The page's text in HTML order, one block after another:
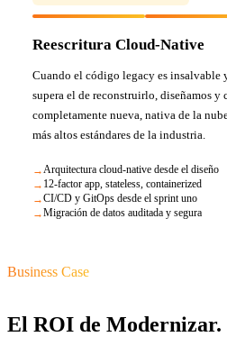
Reescritura Cloud-Native
Cuando el código legacy es insalvable
supera el de reconstruirlo, diseñamos
completamente nueva, nativa de la
más altos estándares de la industria.
Arquitectura cloud-native desde el diseño
12-factor app, stateless, containerized
CI/CD y GitOps desde el sprint uno
Migración de datos auditada y segura
Business Case
El ROI de Modernizar.